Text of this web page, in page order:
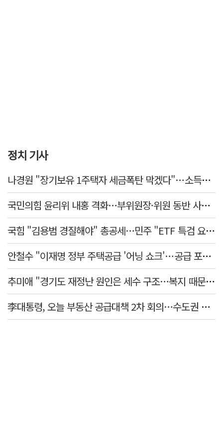
정치 기사
나경원 "장기보유 1주택자 세금폭탄 막겠다"…소득세법 개정안 발의
국민의힘 윤리위 내홍 격화…부위원장·위원 동반 사퇴 선언
국힘 "김용범 경질해야" 총공세…민주 "ETF 특검 요구는 마타도어"
안철수 "이재명 정부 주택공급 '어닝 쇼크'…공급 포기한 대통령"
추미애 "경기도 재정난 원인은 세수 구조…복지 때문 아냐"
李대통령, 오늘 부동산 공급대책 2차 회의…수도권 공급안 논의